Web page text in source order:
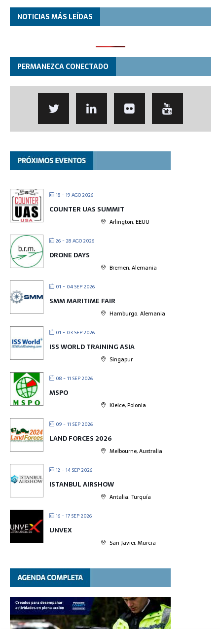
NOTICIAS MÁS LEÍDAS
PERMANEZCA CONECTADO
18 - 19 AGO 2026
COUNTER UAS SUMMIT
Arlington, EEUU
26 - 28 AGO 2026
DRONE DAYS
Bremen, Alemania
01 - 04 SEP 2026
SMM MARITIME FAIR
Hamburgo. Alemania
01 - 03 SEP 2026
ISS WORLD TRAINING ASIA
Singapur
08 - 11 SEP 2026
MSPO
Kielce, Polonia
09 - 11 SEP 2026
LAND FORCES 2026
Melbourne, Australia
12 - 14 SEP 2026
ISTANBUL AIRSHOW
Antalia. Turquía
16 - 17 SEP 2026
UNVEX
San Javier, Murcia